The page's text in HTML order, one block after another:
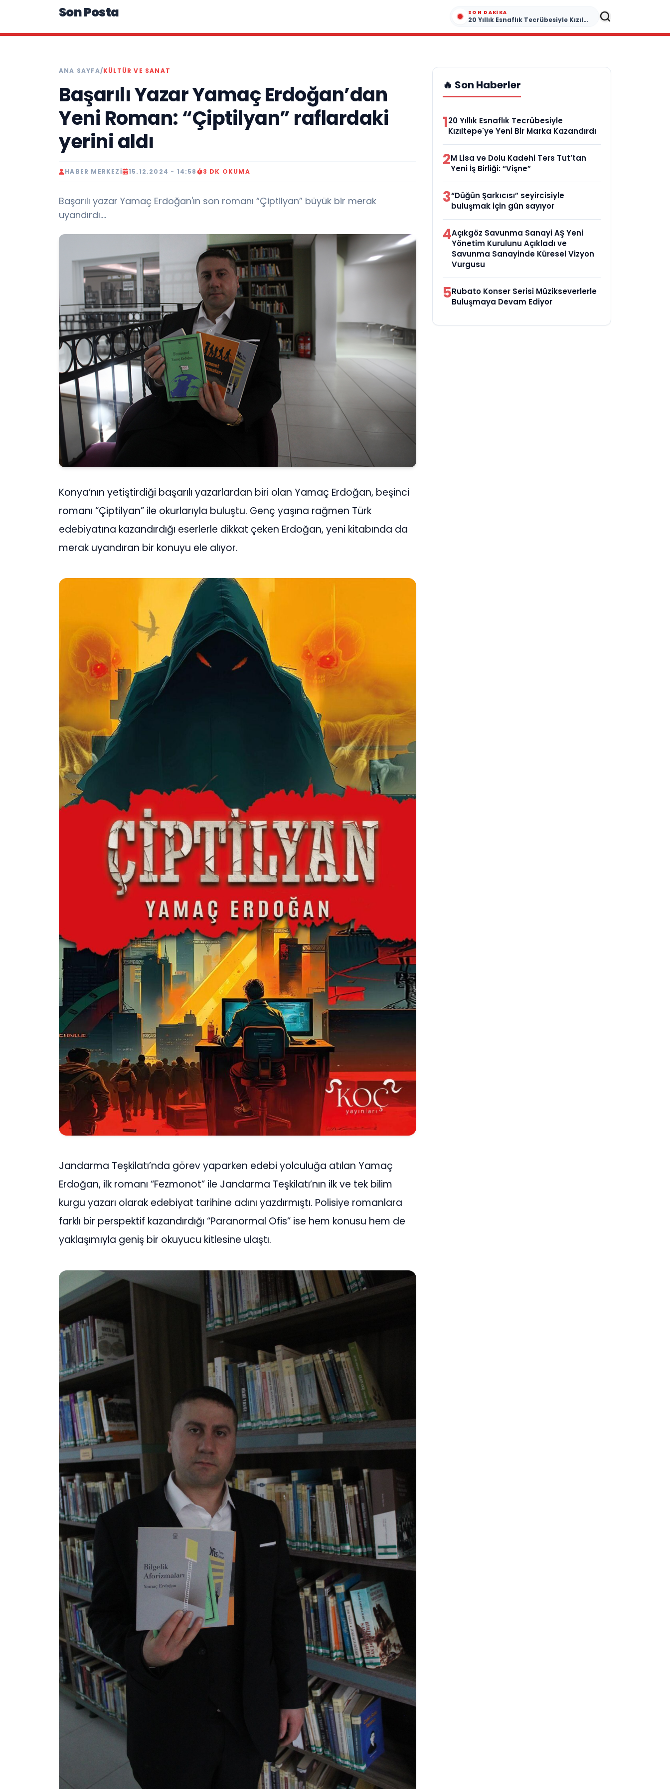
Son Posta SON DAKIKA
20 Yıllık Esnaflık Tecrübesiyle Kızıltepe'ye Yeni Bir Marka Kazandırdı
ANA SAYFA/KÜLTÜR VE SANAT
Başarılı Yazar Yamaç Erdoğan’dan
Yeni Roman: “Çiptilyan” raflardaki
yerini aldı
HABER MERKEZI 15.12.2024 - 14:58 3 DK OKUMA
Başarılı yazar Yamaç Erdoğan'ın son romanı “Çiptilyan” büyük bir merak
uyandırdı....
Konya’nın yetiştirdiği başarılı yazarlardan biri olan Yamaç Erdoğan, beşinci
romanı “Çiptilyan” ile okurlarıyla buluştu. Genç yaşına rağmen Türk
edebiyatına kazandırdığı eserlerle dikkat çeken Erdoğan, yeni kitabında da
merak uyandıran bir konuyu ele alıyor.
Jandarma Teşkilatı’nda görev yaparken edebi yolculuğa atılan Yamaç
Erdoğan, ilk romanı “Fezmonot” ile Jandarma Teşkilatı’nın ilk ve tek bilim
kurgu yazarı olarak edebiyat tarihine adını yazdırmıştı. Polisiye romanlara
farklı bir perspektif kazandırdığı “Paranormal Ofis” ise hem konusu hem de
yaklaşımıyla geniş bir okuyucu kitlesine ulaştı.
🔥 Son Haberler
120 Yıllık Esnaflık Tecrübesiyle
Kızıltepe'ye Yeni Bir Marka Kazandırdı
2M Lisa ve Dolu Kadehi Ters Tut’tan
Yeni İş Birliği: “Vişne”
3“Düğün Şarkıcısı” seyircisiyle
buluşmak için gün sayıyor
4Açıkgöz Savunma Sanayi AŞ Yeni
Yönetim Kurulunu Açıkladı ve
Savunma Sanayinde Küresel Vizyon
Vurgusu
5Rubato Konser Serisi Müzikseverlerle
Buluşmaya Devam Ediyor